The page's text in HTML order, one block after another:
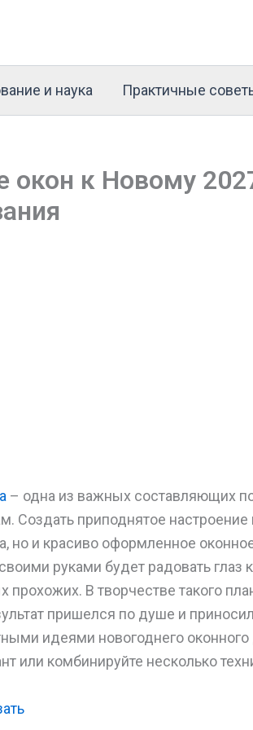
и наука Практичные
окон к Новому
– одна из важных составляющих
Создать приподнятое
но и красиво оформленное
руками будет радовать глаз
прохожих. В творчестве такого
пришелся по душе и
идеями новогоднего
или комбинируйте несколько